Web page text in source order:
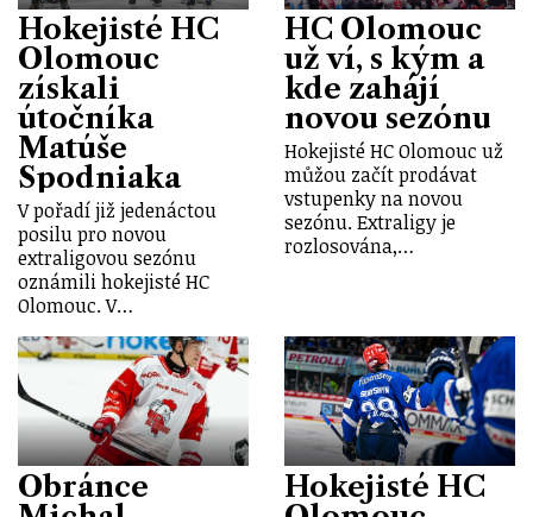
Hokejisté HC
Olomouc
získali
útočníka
Matúše
Spodniaka
V pořadí již jedenáctou
posilu pro novou
extraligovou sezónu
oznámili hokejisté HC
Olomouc. V…
HC Olomouc
už ví, s kým a
kde zahájí
novou sezónu
Hokejisté HC Olomouc už
můžou začít prodávat
vstupenky na novou
sezónu. Extraligy je
rozlosována,…
Obránce
Hokejisté HC